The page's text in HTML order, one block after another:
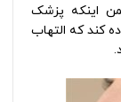
اینکه پزشک
کند که التهاب